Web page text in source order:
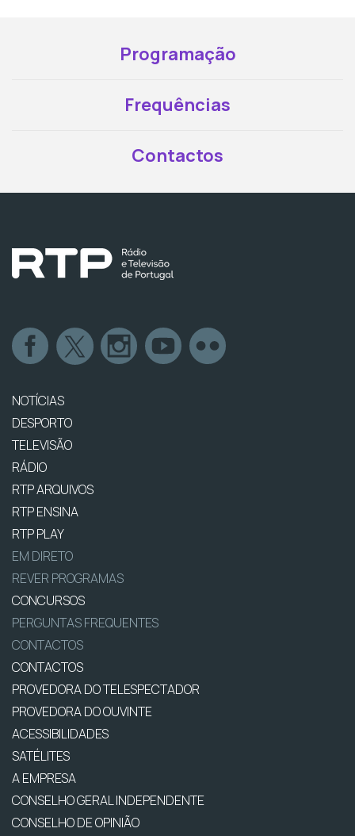
Programação
Frequências
Contactos
NOTÍCIAS
DESPORTO
TELEVISÃO
RÁDIO
RTP ARQUIVOS
RTP ENSINA
RTP PLAY
EM DIRETO
REVER PROGRAMAS
CONCURSOS
PERGUNTAS FREQUENTES
CONTACTOS
CONTACTOS
PROVEDORA DO TELESPECTADOR
PROVEDORA DO OUVINTE
ACESSIBILIDADES
SATÉLITES
A EMPRESA
CONSELHO GERAL INDEPENDENTE
CONSELHO DE OPINIÃO